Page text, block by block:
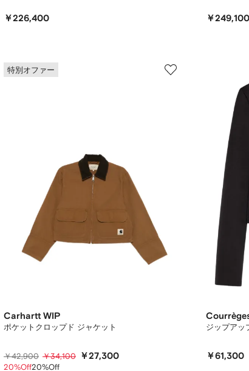
￥226,400 ￥249,100
特別オファー
Carhartt WIP
ポケットクロップド ジャケット
￥42,900 ￥34,100 ￥27,300
20%Off20%Off
ジップアッ
￥61,300